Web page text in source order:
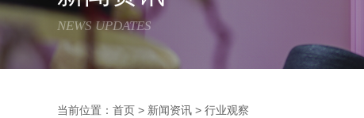
NEWS UPDATES
当前位置： 首页 > 新闻资讯 > 行业观察